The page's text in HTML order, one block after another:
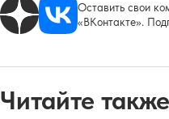
Оставить свои
«ВКонтакте».
Читайте также